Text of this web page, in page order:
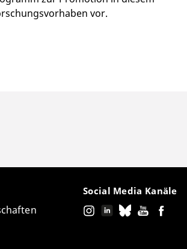
vor.
Social Media Kanäle